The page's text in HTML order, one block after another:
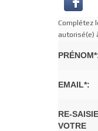
Complétez
autorisé(e)
EMAIL*:
RE-SAISIE
VOTRE